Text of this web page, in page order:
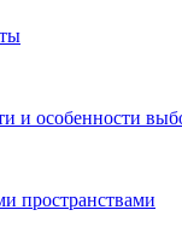
и особенности
пространствами